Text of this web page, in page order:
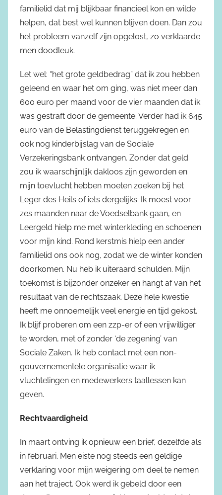
familielid dat mij blijkbaar financieel kon en wilde
helpen, dat best wel kunnen blijven doen. Dan zou
het probleem vanzelf zijn opgelost, zo verklaarde
men doodleuk.
Let wel: “het grote geldbedrag” dat ik zou hebben
geleend en waar het om ging, was niet meer dan
600 euro per maand voor de vier maanden dat ik
was gestraft door de gemeente. Verder had ik 645
euro van de Belastingdienst teruggekregen en
ook nog kinderbijslag van de Sociale
Verzekeringsbank ontvangen. Zonder dat geld
zou ik waarschijnlijk dakloos zijn geworden en
mijn toevlucht hebben moeten zoeken bij het
Leger des Heils of iets dergelijks. Ik moest voor
zes maanden naar de Voedselbank gaan, en
Leergeld hielp me met winterkleding en schoenen
voor mijn kind. Rond kerstmis hielp een ander
familielid ons ook nog, zodat we de winter konden
doorkomen. Nu heb ik uiteraard schulden. Mijn
toekomst is bijzonder onzeker en hangt af van het
resultaat van de rechtszaak. Deze hele kwestie
heeft me onnoemelijk veel energie en tijd gekost.
Ik blijf proberen om een zzp-er of een vrijwilliger
te worden, met of zonder ‘de zegening’ van
Sociale Zaken. Ik heb contact met een non-
gouvernementele organisatie waar ik
vluchtelingen en medewerkers taallessen kan
geven.
Rechtvaardigheid
In maart ontving ik opnieuw een brief, dezelfde als
in februari. Men eiste nog steeds een geldige
verklaring voor mijn weigering om deel te nemen
aan het traject. Ook werd ik gebeld door een